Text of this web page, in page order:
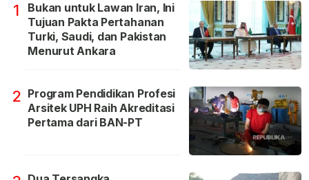
1
Bukan untuk Lawan Iran, Ini
Tujuan Pakta Pertahanan
Turki, Saudi, dan Pakistan
Menurut Ankara
2 Program Pendidikan Profesi
Arsitek UPH Raih Akreditasi
Pertama dari BAN-PT